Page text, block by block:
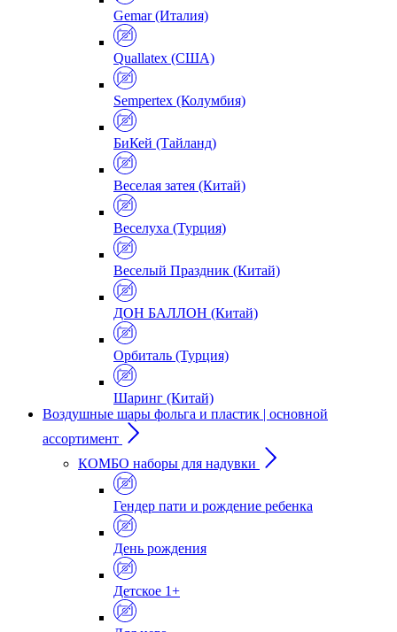
Gemar (Италия)
Quallatex (США)
Sempertex (Колумбия)
БиКей (Тайланд)
Веселая затея (Китай)
Веселуха (Турция)
Веселый Праздник (Китай)
ДОН БАЛЛОН (Китай)
Орбиталь (Турция)
Шаринг (Китай)
Воздушные шары фольга и пластик | основной
ассортимент
КОМБО наборы для надувки
Гендер пати и рождение ребенка
День рождения
Детское 1+